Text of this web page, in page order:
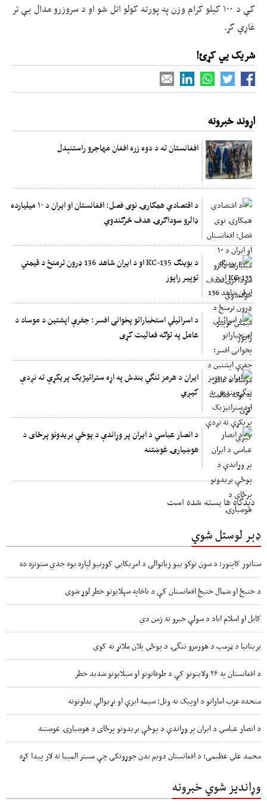
کې د ۱۰۰ کیلو کرام وزن په پورته کولو اتل شو او د سروزرو مدال یې تر
غاړې کړ.
شریک یي کړئ!
اړوند خبرونه
افغانستان ته د دوه زره افغان مهاجرو راستنېدل
د اقتصادي همکارۍ نوی فصل: افغانستان او ایران د ۱۰ میلیارده
ډالرو سوداګرۍ هدف څرګندوي
د بوینګ KC-135 او د ایران شاهد 136 ډرون ترمنځ د قیمتي
توپیر راپور
د اسرائیلي استخباراتو پخوانی افسر: جفرې اپشتین د موساد د
عامل په توګه فعالیت کړی
ایران د هرمز تنگي بندش په اړه ستراتیژیک پریکړې ته نږدې
کیږي
د انصار عباسي د ایران پر وړاندې د پوځې بریدونو پرځای د
هوښیارۍ غوښتنه
دیدگاه ها بسته شده است
ډېر لوستل شوي
سناتور کاپتور: د سون توکو بیو زیاتوالی د امریکایي کورنیو لپاره یوه جدي ستونزه ده
د ختیځ او شمال ختیځ افغانستان کې د ناڅاپه سېلابونو خطر لوړ شوی
کابل او اسلام اباد د سولې خبرو ته ژمن دي
بریتانیا د ټرمپ د هورمزو تنگۍ د پوځي پلان ملاتړ نه کوي
د افغانستان په ۲۶ ولایتونو کې د طوفانونو او سیلابونو شدید خطر
متحده عرب اماراتو د اوپیک نه وتل؛ سیمه ایزې او نړیوالې بدلونونه
د انصار عباسي د ایران پر وړاندې د پوځې بریدونو پرځای د هوښیارۍ غوښتنه
محمد علي عظیمی: د افغانستان دویم بدن جوړونکی چې مستر المپیا ته لار پیدا کړه
وړاندیز شوي خبرونه